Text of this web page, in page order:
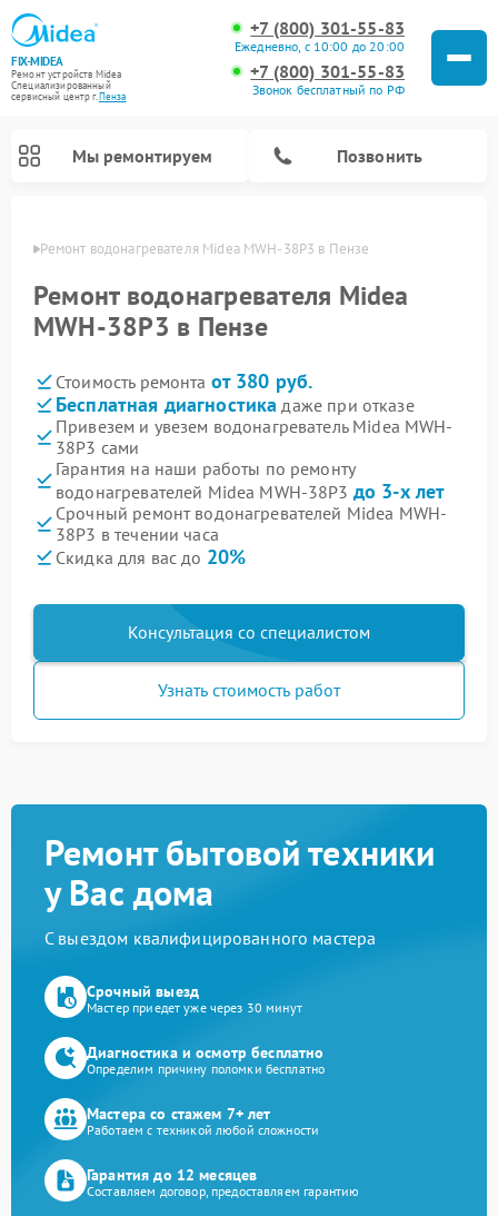
FIX-MIDEA
Ремонт устройств Midea
Специализированный
cервисный центр г.Пенза
+7 (800) 301-55-83
Ежедневно, с 10:00 до 20:00
+7 (800) 301-55-83
Звонок бесплатный по РФ
Мы ремонтируем Позвонить
Ремонт водонагревателя Midea MWH-38P3 в Пензе
Ремонт водонагревателя Midea
MWH-38P3 в Пензе
Стоимость ремонта от 380 руб.
Бесплатная диагностика даже при отказе
Привезем и увезем водонагреватель Midea MWH-
38P3 сами
Гарантия на наши работы по ремонту
водонагревателей Midea MWH-38P3 до 3-х лет
Срочный ремонт водонагревателей Midea MWH-
38P3 в течении часа
Скидка для вас до 20%
Консультация со специалистом
Узнать стоимость работ
Ремонт бытовой техники
у Вас дома
С выездом квалифицированного мастера
Срочный выезд
Мастер приедет уже через 30 минут
Диагностика и осмотр бесплатно
Определим причину поломки бесплатно
Мастера со стажем 7+ лет
Работаем с техникой любой сложности
Гарантия до 12 месяцев
Составляем договор, предоставляем гарантию